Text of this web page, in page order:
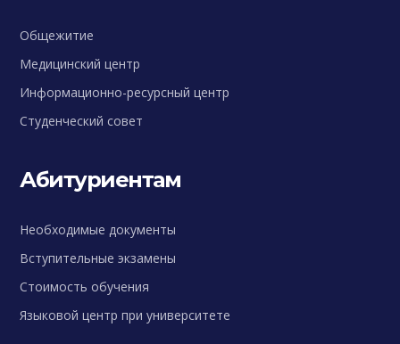
Общежитие
Медицинский центр
Информационно-ресурсный центр
Студенческий совет
Абитуриентам
Необходимые документы
Вступительные экзамены
Стоимость обучения
Языковой центр при университете